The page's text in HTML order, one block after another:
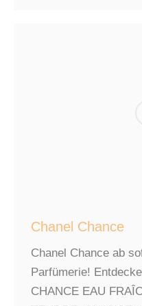
Chanel Chance
Chanel Chance ab
Parfümerie!
CHANCE EAU